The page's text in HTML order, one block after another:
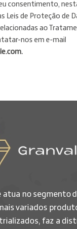
consentimento,
Leis de Proteção de
ao
nos em e-mail
.
atua no segmento
variados
faz a